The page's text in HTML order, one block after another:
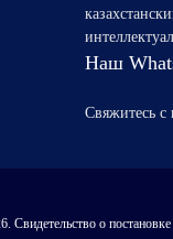
Наш
Свяжитесь с
Свидетельство о